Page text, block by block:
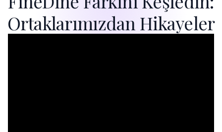
Ortaklarımızdan Hikayeler